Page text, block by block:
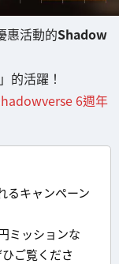
惠活動的Shadow
的活躍！
6週年
るキャンペーン
ミッションな
ご覧くださ